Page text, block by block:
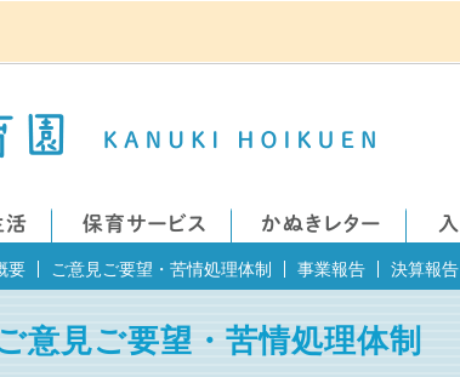
要 ご意見ご要望・苦情処理体制 事業報告 決算報告
意見ご要望・苦情処理体制